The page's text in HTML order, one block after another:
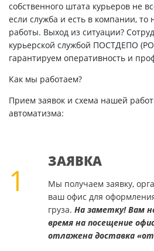
собственного штата курьеров не
если служба и есть в компании, то
работы. Выход из ситуации?
курьерской службой ПОСТДЕПО
гарантируем оперативность и
Как мы работаем?
Прием заявок и схема нашей
автоматизма:
1
ЗАЯВКА
Мы получаем заявку,
ваш офис для
груза. На заметку! Вам
время на посещение
отлажена доставка «от